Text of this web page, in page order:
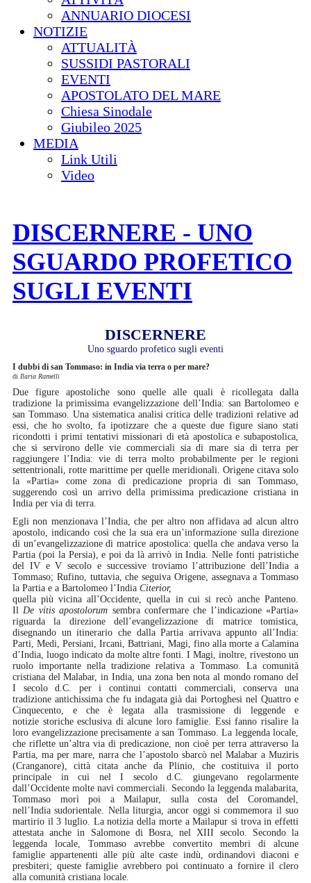
ANNUARIO DIOCESI
NOTIZIE
ATTUALITÀ
SUSSIDI PASTORALI
EVENTI
APOSTOLATO DEL MARE
Chiesa Sinodale
Giubileo 2025
MEDIA
Link Utili
Video
DISCERNERE - UNO
SGUARDO PROFETICO
SUGLI EVENTI
DISCERNERE
Uno sguardo profetico sugli eventi
I dubbi di san Tommaso: in India via terra o per mare?
di Ilaria Ramelli
Due figure apostoliche sono quelle alle quali è ricollegata dalla
tradizione la primissima evangelizzazione dell’India: san Bartolomeo e
san Tommaso. Una sistematica analisi critica delle tradizioni relative ad
essi, che ho svolto, fa ipotizzare che a queste due figure siano stati
ricondotti i primi tentativi missionari di età apostolica e subapostolica,
che si servirono delle vie commerciali sia di mare sia di terra per
raggiungere l’India: vie di terra molto probabilmente per le regioni
settentrionali, rotte marittime per quelle meridionali. Origene citava solo
la «Partia» come zona di predicazione propria di san Tommaso,
suggerendo così un arrivo della primissima predicazione cristiana in
India per via di terra.
Egli non menzionava l’India, che per altro non affidava ad alcun altro
apostolo, indicando così che la sua era un’informazione sulla direzione
di un’evangelizzazione di matrice apostolica: quella che andava verso la
Partia (poi la Persia), e poi da là arrivò in India. Nelle fonti patristiche
del IV e V secolo e successive troviamo l’attribuzione dell’India a
Tommaso; Rufino, tuttavia, che seguiva Origene, assegnava a Tommaso
la Partia e a Bartolomeo l’India Citerior,
quella più vicina all’Occidente, quella in cui si recò anche Panteno.
IlDe vitis apostolorum sembra confermare che l’indicazione «Partia»
riguarda la direzione dell’evangelizzazione di matrice tomistica,
disegnando un itinerario che dalla Partia arrivava appunto all’India:
Parti, Medi, Persiani, Ircani, Battriani, Magi, fino alla morte a Calamina
d’India, luogo indicato da molte altre fonti. I Magi, inoltre, rivestono un
ruolo importante nella tradizione relativa a Tommaso. La comunità
cristiana del Malabar, in India, una zona ben nota al mondo romano del
I secolo d.C. per i continui contatti commerciali, conserva una
tradizione antichissima che fu indagata già dai Portoghesi nel Quattro e
Cinquecento, e che è legata alla trasmissione di leggende e
notizie storiche esclusiva di alcune loro famiglie. Essi fanno risalire la
loro evangelizzazione precisamente a san Tommaso. La leggenda locale,
che riflette un’altra via di predicazione, non cioè per terra attraverso la
Partia, ma per mare, narra che l’apostolo sbarcò nel Malabar a Muziris
(Cranganore), città citata anche da Plinio, che costituiva il porto
principale in cui nel I secolo d.C. giungevano regolarmente
dall’Occidente molte navi commerciali. Secondo la leggenda malabarita,
Tommaso morì poi a Mailapur, sulla costa del Coromandel,
nell’India sudorientale. Nella liturgia, ancor oggi si commemora il suo
martirio il 3 luglio. La notizia della morte a Mailapur si trova in effetti
attestata anche in Salomone di Bosra, nel XIII secolo. Secondo la
leggenda locale, Tommaso avrebbe convertito membri di alcune
famiglie appartenenti alle più alte caste indù, ordinandovi diaconi e
presbiteri; queste famiglie avrebbero poi continuato a fornire il clero
alla comunità cristiana locale.